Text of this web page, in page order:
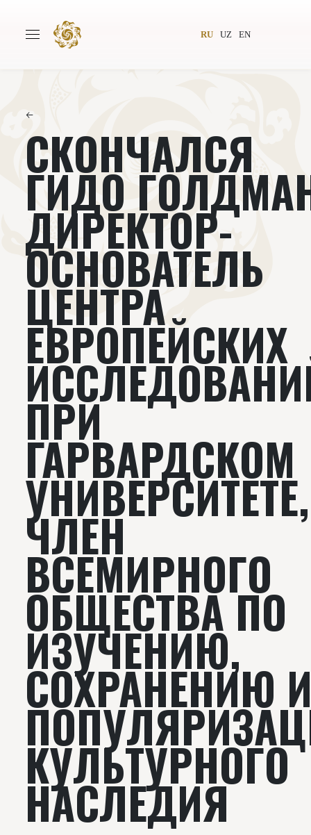
RU UZ EN
Всемирное общество
Издательство Новости
Проекты Подкасты
Книги Видеолекторий
←
СКОНЧАЛСЯ
ГИДО
ДИРЕКТОР-
ОСНОВАТЕЛЬ
ЦЕНТРА
ЕВРОПЕЙСКИХ
ПРИ
ГАРВАРДСКОМ
УНИВЕРСИТЕТЕ,
ЧЛЕН
ВСЕМИРНОГО
ОБЩЕСТВА ПО
ИЗУЧЕНИЮ,
СОХРАНЕНИЮ
КУЛЬТУРНОГО
НАСЛЕДИЯ